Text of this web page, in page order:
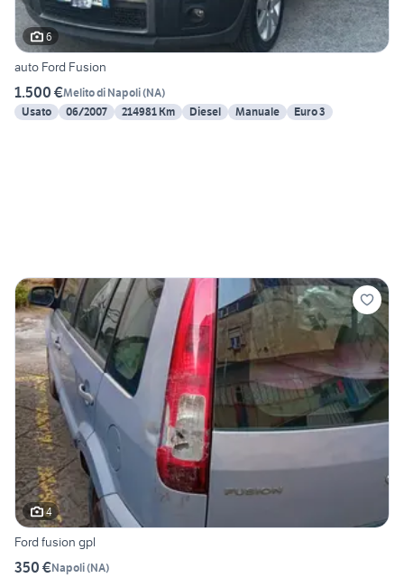
6
auto Ford Fusion
1.500 €Melito di Napoli(NA)
Usato
06/2007 214981 Km Diesel Manuale Euro 3
4
Ford fusion gpl
350 €Napoli(NA)